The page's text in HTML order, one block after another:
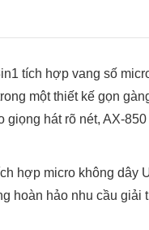
tích hợp vang số
một thiết kế gọn
giọng hát rõ nét, AX-
hợp micro không dây
hoàn hảo nhu cầu